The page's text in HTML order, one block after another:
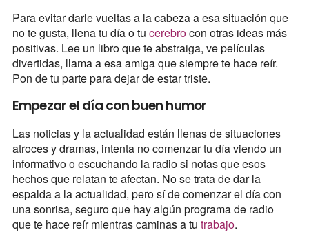
Para evitar darle vueltas a la cabeza a esa situación que
no te gusta, llena tu día o tu cerebrocon otras ideas más
positivas. Lee un libro que te abstraiga, ve películas
divertidas, llama a esa amiga que siempre te hace reír.
Pon de tu parte para dejar de estar triste.
Empezar el día con buen humor
Las noticias y la actualidad están llenas de situaciones
atroces y dramas, intenta no comenzar tu día viendo un
informativo o escuchando la radio si notas que esos
hechos que relatan te afectan. No se trata de dar la
espalda a la actualidad, pero sí de comenzar el día con
una sonrisa, seguro que hay algún programa de radio
que te hace reír mientras caminas a tu trabajo.